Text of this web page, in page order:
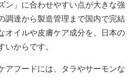
ン」に合わせやすい点が大きな強
調達から製造管理まで国内で完結
オイルや皮膚ケア成分を、日本の
いからです。
アフードには、タラやサーモンな